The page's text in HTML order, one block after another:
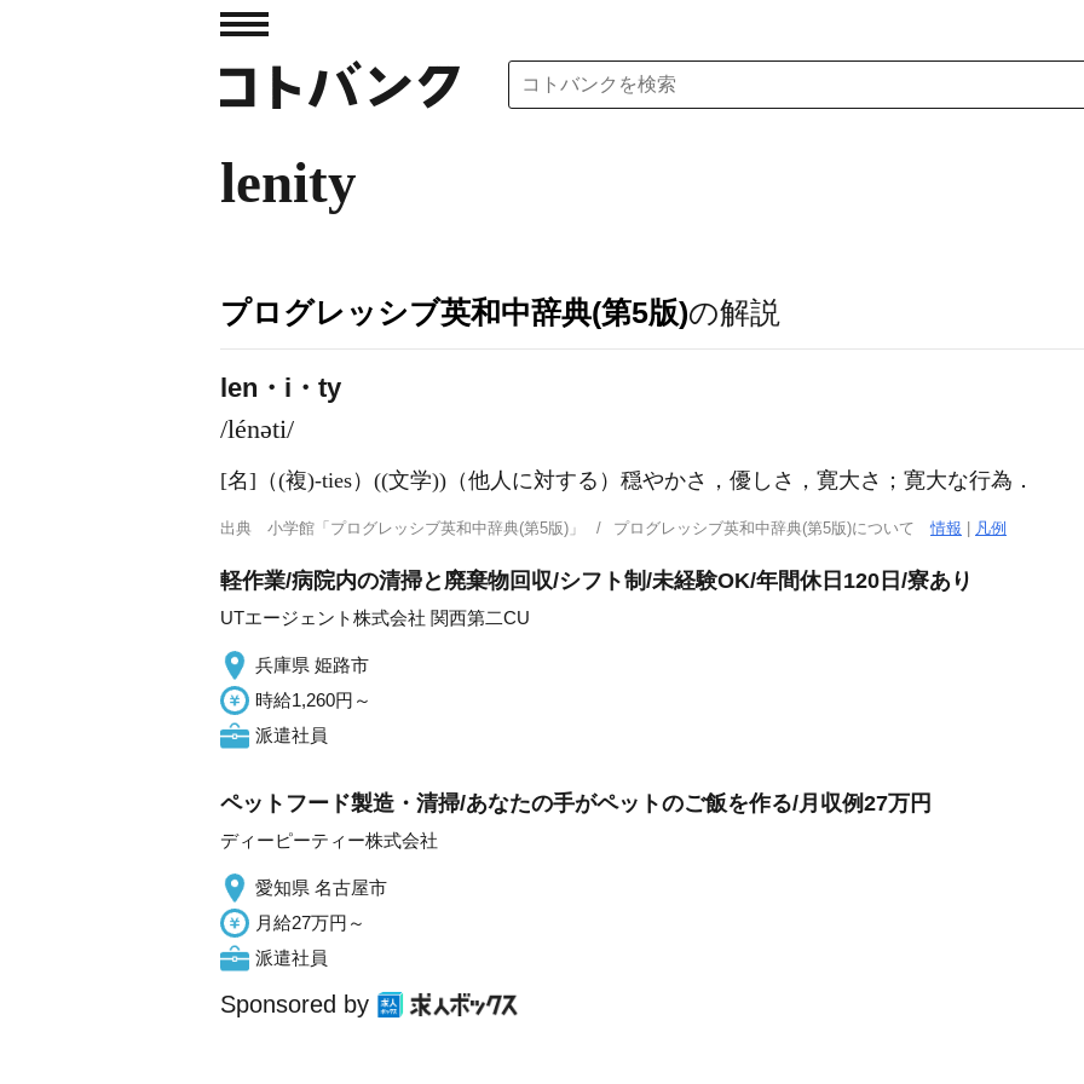
lenity
プログレッシブ英和中辞典(第5版)の解説
len・i・ty
/lénəti/
[名] （(複)-ties） ((文学))（他人に対する）穏やかさ，優しさ，寛大さ；寛大な行為 ．
出典 小学館「プログレッシブ英和中辞典(第5版)」 プログレッシブ英和中辞典(第5版)について情報 凡例
軽作業/病院内の清掃と廃棄物回収/シフト制/未経験OK/年間休日120日/寮あり
UTエージェント株式会社 関西第二CU
兵庫県 姫路市
時給1,260円～
派遣社員
ペットフード製造・清掃/あなたの手がペットのご飯を作る/月収例27万円
ディーピーティー株式会社
愛知県 名古屋市
月給27万円～
派遣社員
Sponsored by